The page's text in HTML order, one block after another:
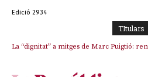
Edició 2934
TItulars
La “dignitat” a mitges de Marc Puigtió: